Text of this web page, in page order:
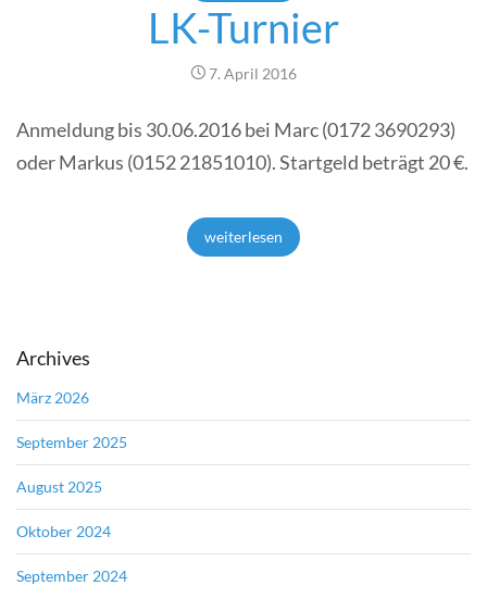
LK-Turnier
7. April 2016
Anmeldung bis 30.06.2016 bei Marc (0172 3690293)
oder Markus (0152 21851010). Startgeld beträgt 20 €.
weiterlesen
Archives
März 2026
September 2025
August 2025
Oktober 2024
September 2024